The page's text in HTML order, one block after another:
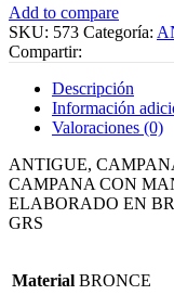
Add to compare
SKU: 573 Categoría:
Compartir:
Descripción
Información
Valoraciones (0)
ANTIGUE,
CAMPANA CON
ELABORADO EN
GRS
Material BRONCE